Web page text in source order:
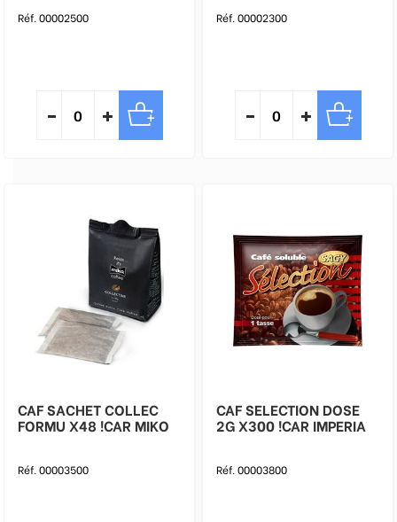
Réf. 00002500 Réf. 00002300
CAF SACHET COLLEC
FORMU X48 !CAR MIKO
Réf. 00003500
CAF SELECTION DOSE
2G X300 !CAR IMPERIA
Réf. 00003800